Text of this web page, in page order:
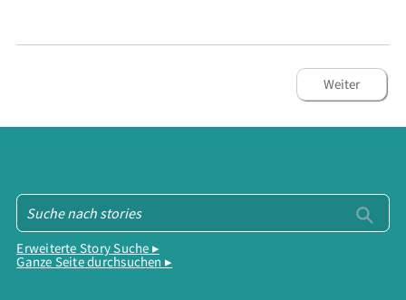
Weiter
Erweiterte Story Suche ▸
Ganze Seite durchsuchen ▸